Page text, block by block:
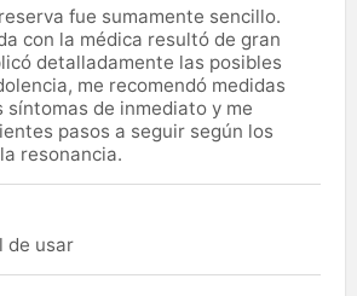
fue sumamente sencillo.
con la médica resultó de gran
detalladamente las posibles
me recomendó medidas
síntomas de inmediato y me
pasos a seguir según los
resonancia.
de usar